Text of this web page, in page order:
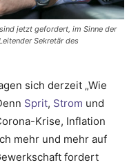
jetzt gefordert, im Sinne der
Sekretär des
sich derzeit „Wie
Sprit, Strom und
Krise, Inflation
mehr und mehr auf
fordert